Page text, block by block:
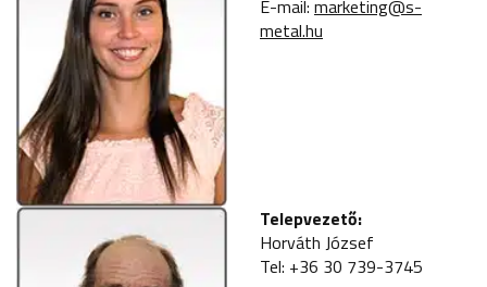
E-mail: marketing@s-
metal.hu
Telepvezető:
Horváth József
Tel: +36 30 739-3745